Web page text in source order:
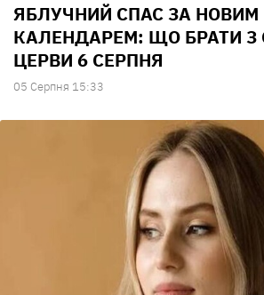
ЯБЛУЧНИЙ СПАС ЗА НОВИМ
КАЛЕНДАРЕМ: ЩО БРАТИ
ЦЕРВИ 6 СЕРПНЯ
05 Серпня 15:33